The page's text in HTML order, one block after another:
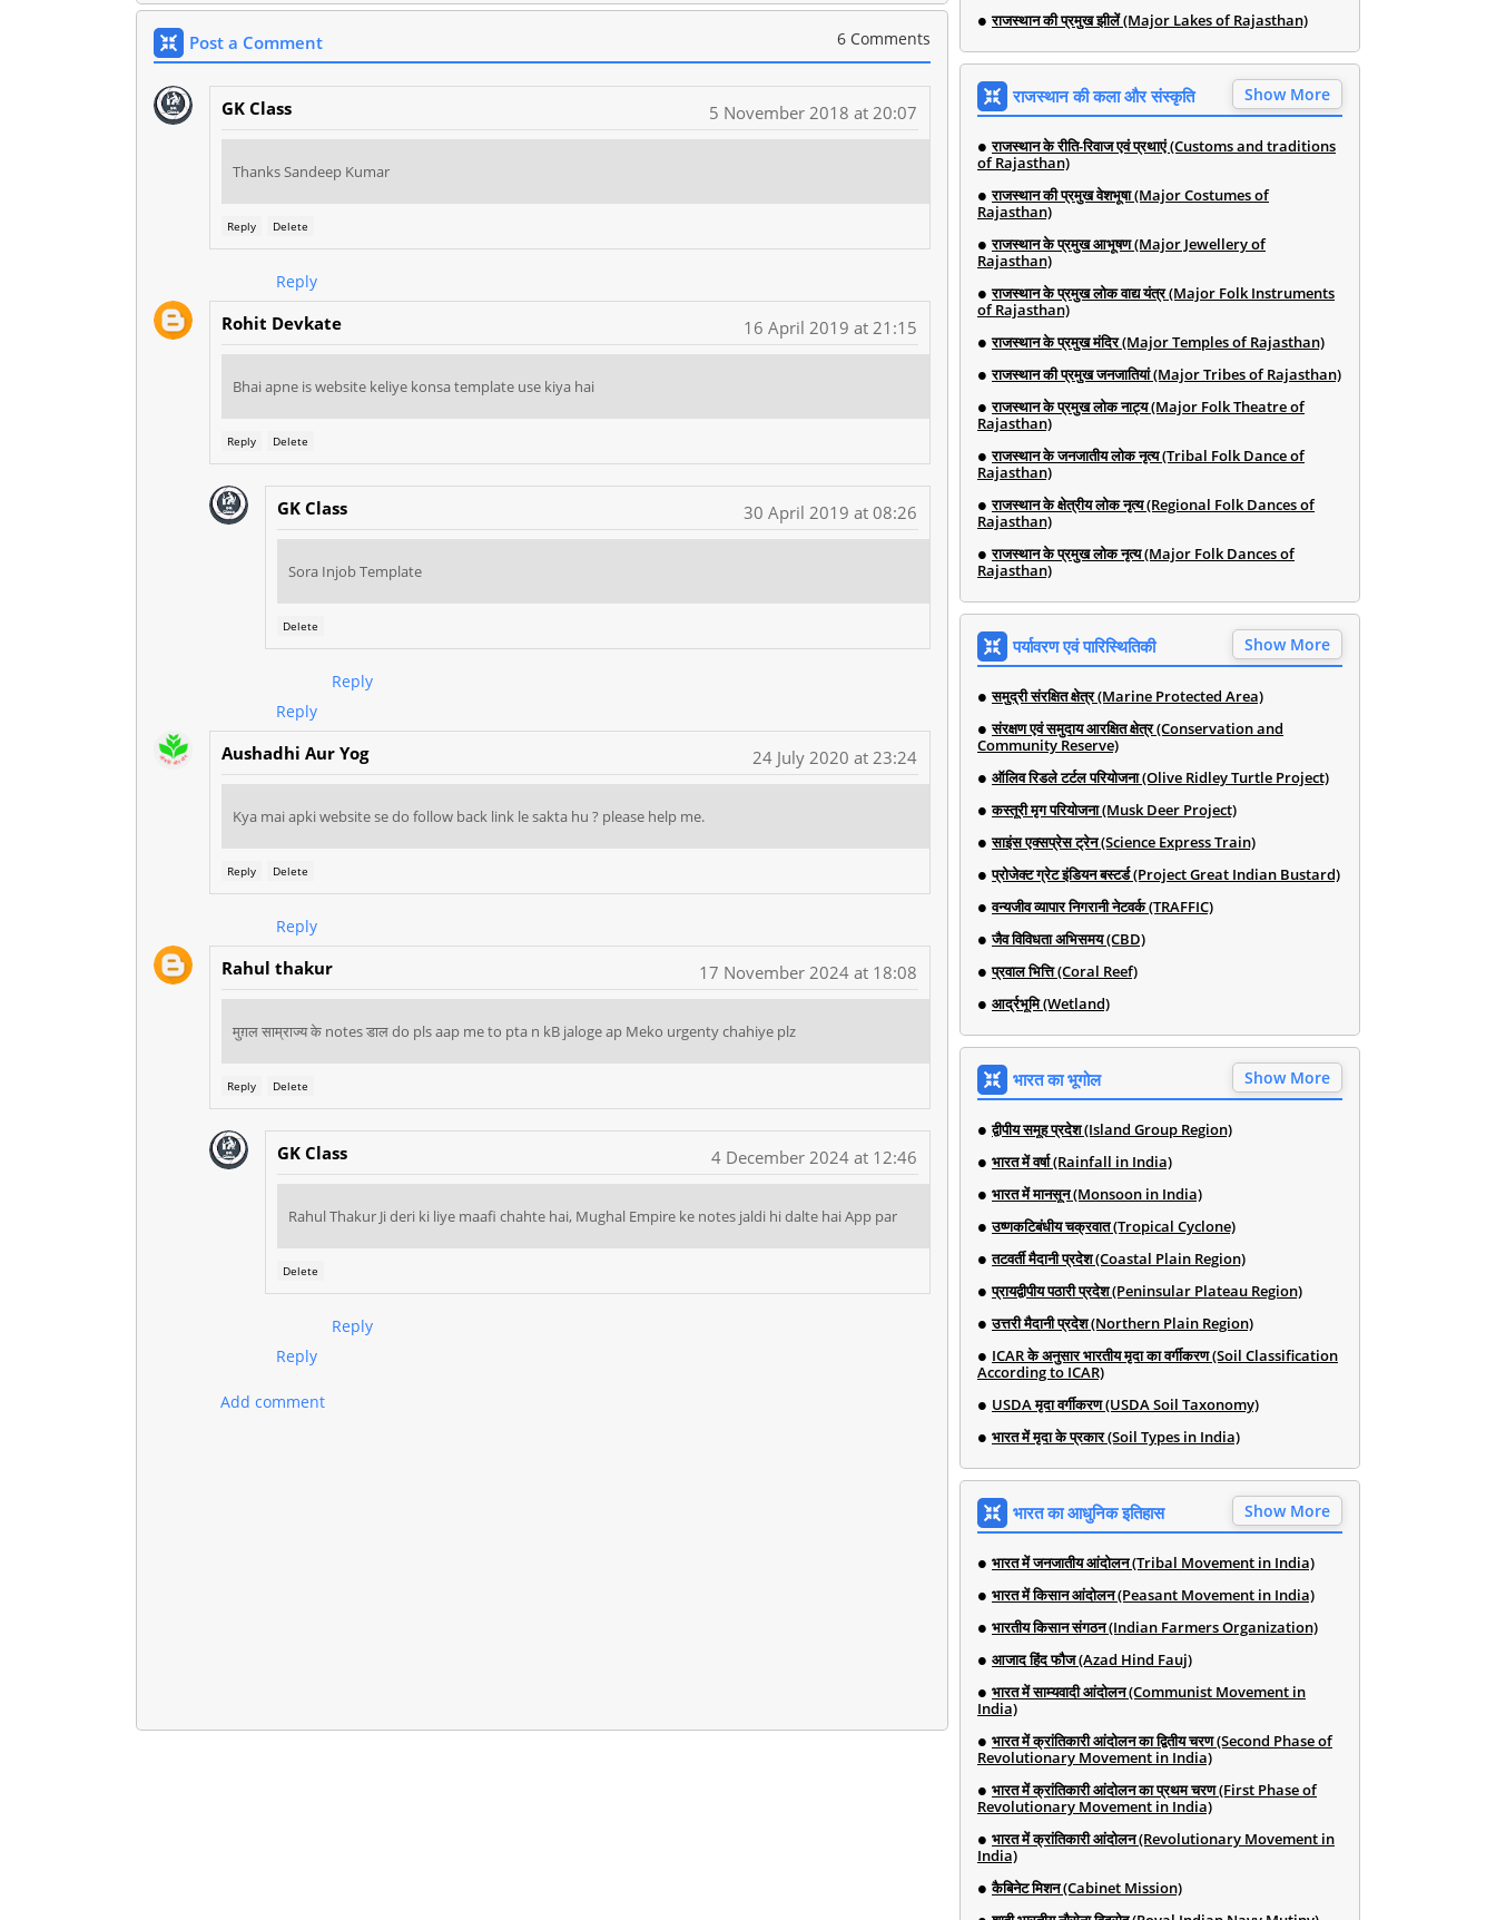
Post a Comment 6 Comments
GK Class 5 November 2018 at 20:07
Thanks Sandeep Kumar
Reply Delete
Reply
Rohit Devkate 16 April 2019 at 21:15
Bhai apne is website keliye konsa template use kiya hai
Reply Delete
GK Class 30 April 2019 at 08:26
Sora Injob Template
Delete
Reply
Reply
Aushadhi Aur Yog 24 July 2020 at 23:24
Kya mai apki website se do follow back link le sakta hu ? please help me.
Reply Delete
Reply
Rahul thakur 17 November 2024 at 18:08
मुग़ल साम्राज्य के notes डाल do pls aap me to pta n kB jaloge ap Meko urgenty chahiye plz
Reply Delete
GK Class 4 December 2024 at 12:46
Rahul Thakur Ji deri ki liye maafi chahte hai, Mughal Empire ke notes jaldi hi dalte hai App par
Delete
Reply
Reply
Add comment
राजस्थान की प्रमुख झीलें (Major Lakes of Rajasthan)
राजस्थान की कला और संस्कृति Show More
राजस्थान के रीति-रिवाज एवं प्रथाएं (Customs and traditions
of Rajasthan)
राजस्थान की प्रमुख वेशभूषा (Major Costumes of
Rajasthan)
राजस्थान के प्रमुख आभूषण (Major Jewellery of
Rajasthan)
राजस्थान के प्रमुख लोक वाद्य यंत्र (Major Folk Instruments
of Rajasthan)
राजस्थान के प्रमुख मंदिर (Major Temples of Rajasthan)
राजस्थान की प्रमुख जनजातियां (Major Tribes of Rajasthan)
राजस्थान के प्रमुख लोक नाट्य (Major Folk Theatre of
Rajasthan)
राजस्थान के जनजातीय लोक नृत्य (Tribal Folk Dance of
Rajasthan)
राजस्थान के क्षेत्रीय लोक नृत्य (Regional Folk Dances of
Rajasthan)
राजस्थान के प्रमुख लोक नृत्य (Major Folk Dances of
Rajasthan)
पर्यावरण एवं पारिस्थितिकी Show More
समुद्री संरक्षित क्षेत्र (Marine Protected Area)
संरक्षण एवं समुदाय आरक्षित क्षेत्र (Conservation and
Community Reserve)
ऑलिव रिडले टर्टल परियोजना (Olive Ridley Turtle Project)
कस्तूरी मृग परियोजना (Musk Deer Project)
साइंस एक्सप्रेस ट्रेन (Science Express Train)
प्रोजेक्ट ग्रेट इंडियन बस्टर्ड (Project Great Indian Bustard)
वन्यजीव व्यापार निगरानी नेटवर्क (TRAFFIC)
जैव विविधता अभिसमय (CBD)
प्रवाल भित्ति (Coral Reef)
आर्द्रभूमि (Wetland)
भारत का भूगोल Show More
द्वीपीय समूह प्रदेश (Island Group Region)
भारत में वर्षा (Rainfall in India)
भारत में मानसून (Monsoon in India)
उष्णकटिबंधीय चक्रवात (Tropical Cyclone)
तटवर्ती मैदानी प्रदेश (Coastal Plain Region)
प्रायद्वीपीय पठारी प्रदेश (Peninsular Plateau Region)
उत्तरी मैदानी प्रदेश (Northern Plain Region)
ICAR के अनुसार भारतीय मृदा का वर्गीकरण (Soil Classification
According to ICAR)
USDA मृदा वर्गीकरण (USDA Soil Taxonomy)
भारत में मृदा के प्रकार (Soil Types in India)
भारत का आधुनिक इतिहास Show More
भारत में जनजातीय आंदोलन (Tribal Movement in India)
भारत में किसान आंदोलन (Peasant Movement in India)
भारतीय किसान संगठन (Indian Farmers Organization)
आजाद हिंद फौज (Azad Hind Fauj)
भारत में साम्यवादी आंदोलन (Communist Movement in
India)
भारत में क्रांतिकारी आंदोलन का द्वितीय चरण (Second Phase of
Revolutionary Movement in India)
भारत में क्रांतिकारी आंदोलन का प्रथम चरण (First Phase of
Revolutionary Movement in India)
भारत में क्रांतिकारी आंदोलन (Revolutionary Movement in
India)
कैबिनेट मिशन (Cabinet Mission)